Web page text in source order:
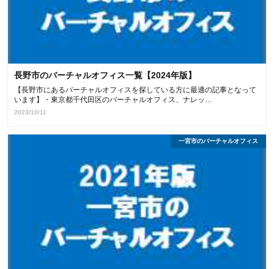
長野市のバーチャルオフィス一覧【2024年版】
【長野市にあるバーチャルオフィスを探している方に最適の記事となって
います】・東京都千代田区のバーチャルオフィス、ナレッ…
2023/10/11
一宮市のバーチャルオフィス